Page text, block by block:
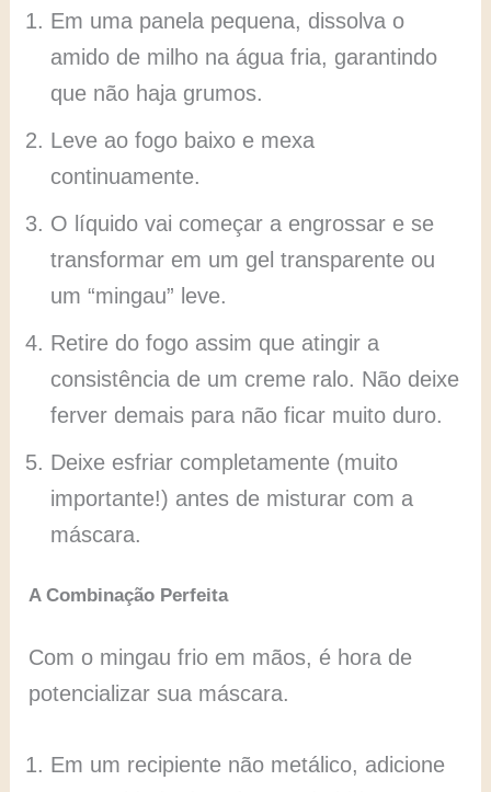
Em uma panela pequena, dissolva o
amido de milho na água fria, garantindo
que não haja grumos.
Leve ao fogo baixo e mexa
continuamente.
O líquido vai começar a engrossar e se
transformar em um gel transparente ou
um “mingau” leve.
Retire do fogo assim que atingir a
consistência de um creme ralo. Não deixe
ferver demais para não ficar muito duro.
Deixe esfriar completamente (muito
importante!) antes de misturar com a
máscara.
A Combinação Perfeita
Com o mingau frio em mãos, é hora de
potencializar sua máscara.
Em um recipiente não metálico, adicione